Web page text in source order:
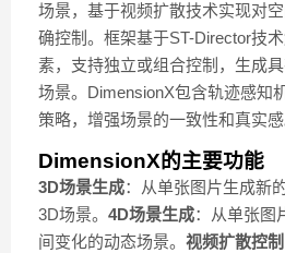
场景，基于视频扩散技术实现对
确控制。框架基于ST-Director技
素，支持独立或组合控制，生成
场景。DimensionX包含轨迹感知
策略，增强场景的一致性和真实感
DimensionX的主要功能
3D场景生成：从单张图片生成新
3D场景。 4D场景生成：从单张图
间变化的动态场景。 视频扩散控制